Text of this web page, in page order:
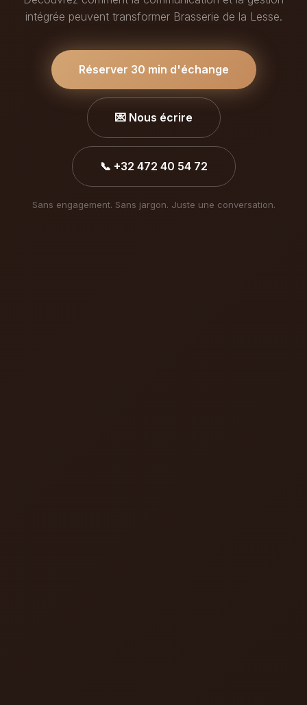
intégrée peuvent transformer Brasserie de la Lesse.
Réserver 30 min d'échange
💌 Nous écrire
📞 +32 472 40 54 72
Sans engagement. Sans jargon. Juste une conversation.